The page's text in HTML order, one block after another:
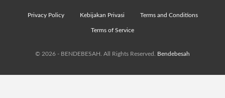
Privacy Policy Kebijakan Privasi Terms and Conditions
Terms of Service
© 2026 - BENDEBESAH. All Rights Reserved. Bendebesah